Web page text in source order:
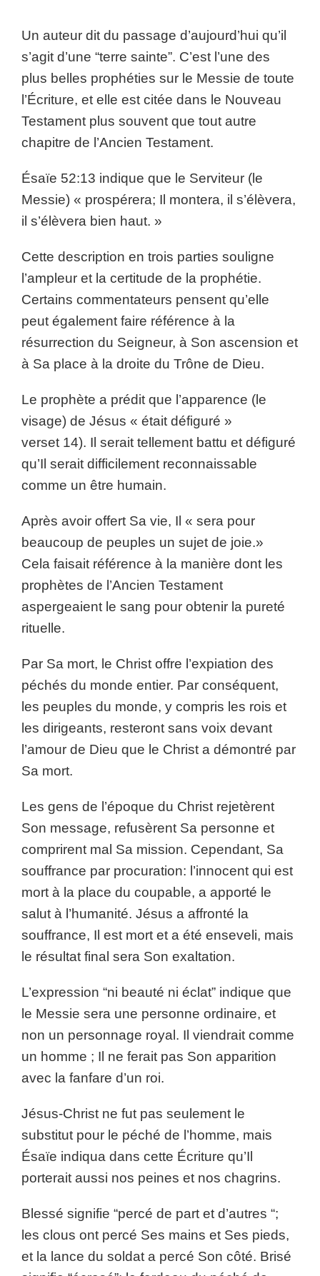
Un auteur dit du passage d’aujourd’hui qu’il
s’agit d’une “terre sainte”. C’est l’une des
plus belles prophéties sur le Messie de toute
l’Écriture, et elle est citée dans le Nouveau
Testament plus souvent que tout autre
chapitre de l’Ancien Testament.
Ésaïe 52:13 indique que le Serviteur (le
Messie) « prospérera; Il montera, il s’élèvera,
il s’élèvera bien haut. »
Cette description en trois parties souligne
l’ampleur et la certitude de la prophétie.
Certains commentateurs pensent qu’elle
peut également faire référence à la
résurrection du Seigneur, à Son ascension et
à Sa place à la droite du Trône de Dieu.
Le prophète a prédit que l’apparence (le
visage) de Jésus « était défiguré »
verset 14). Il serait tellement battu et défiguré
qu’Il serait difficilement reconnaissable
comme un être humain.
Après avoir offert Sa vie, Il « sera pour
beaucoup de peuples un sujet de joie.»
Cela faisait référence à la manière dont les
prophètes de l’Ancien Testament
aspergeaient le sang pour obtenir la pureté
rituelle.
Par Sa mort, le Christ offre l’expiation des
péchés du monde entier. Par conséquent,
les peuples du monde, y compris les rois et
les dirigeants, resteront sans voix devant
l’amour de Dieu que le Christ a démontré par
Sa mort.
Les gens de l’époque du Christ rejetèrent
Son message, refusèrent Sa personne et
comprirent mal Sa mission. Cependant, Sa
souffrance par procuration: l’innocent qui est
mort à la place du coupable, a apporté le
salut à l’humanité. Jésus a affronté la
souffrance, Il est mort et a été enseveli, mais
le résultat final sera Son exaltation.
L’expression “ni beauté ni éclat” indique que
le Messie sera une personne ordinaire, et
non un personnage royal. Il viendrait comme
un homme ; Il ne ferait pas Son apparition
avec la fanfare d’un roi.
Jésus-Christ ne fut pas seulement le
substitut pour le péché de l’homme, mais
Ésaïe indiqua dans cette Écriture qu’Il
porterait aussi nos peines et nos chagrins.
Blessé signifie “percé de part et d’autres “;
les clous ont percé Ses mains et Ses pieds,
et la lance du soldat a percé Son côté. Brisé